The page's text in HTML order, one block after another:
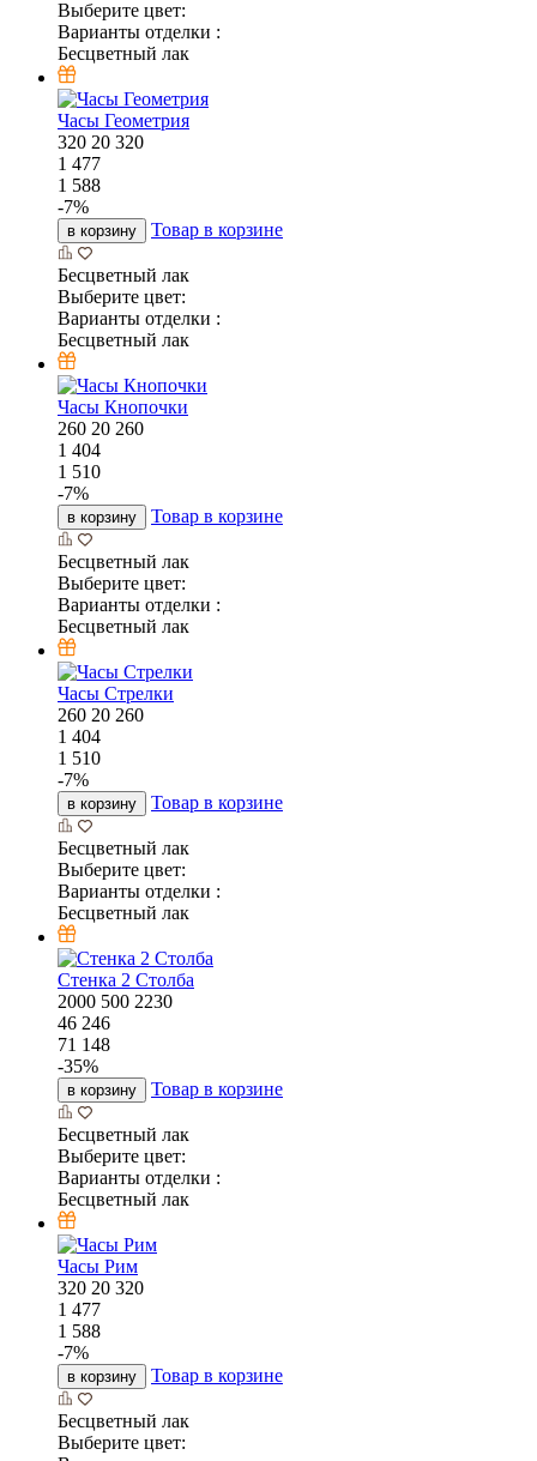
Выберите цвет:
Варианты отделки :
Бесцветный лак
Часы Геометрия
320 20 320
1 477
1 588
-7%
в корзину Товар в корзине
Бесцветный лак
Выберите цвет:
Варианты отделки :
Бесцветный лак
Часы Кнопочки
260 20 260
1 404
1 510
-7%
в корзину Товар в корзине
Бесцветный лак
Выберите цвет:
Варианты отделки :
Бесцветный лак
Часы Стрелки
260 20 260
1 404
1 510
-7%
в корзину Товар в корзине
Бесцветный лак
Выберите цвет:
Варианты отделки :
Бесцветный лак
Стенка 2 Столба
2000 500 2230
46 246
71 148
-35%
в корзину Товар в корзине
Бесцветный лак
Выберите цвет:
Варианты отделки :
Бесцветный лак
Часы Рим
320 20 320
1 477
1 588
-7%
в корзину Товар в корзине
Бесцветный лак
Выберите цвет: